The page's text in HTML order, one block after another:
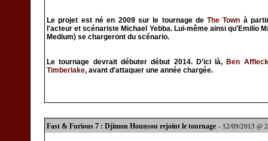
Le projet est né en 2009 sur le tournage deThe Town à
l'acteur et scénariste Michael Yebba. Lui-même ainsi qu'Emilio
Medium) se chargeront du scénario.
Le tournage devrait débuter début 2014. D'ici là, Ben Affleck
Timberlake, avant d'attaquer une année chargée.
Fast & Furious 7 : Djimon Hounsou rejoint le tournage - 12/09/2013 @